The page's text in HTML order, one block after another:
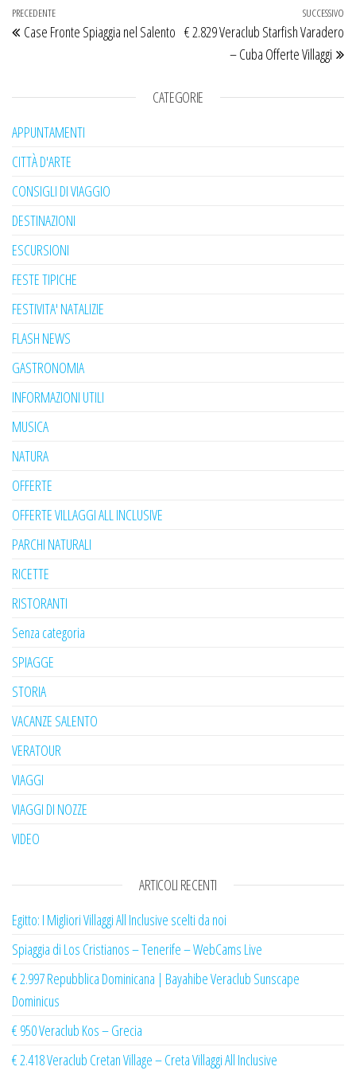
Navigazione articoli
Articolo precedente
PRECEDENTE
Case Fronte Spiaggia nel Salento
SUCCESSIVO
€ 2.829 Veraclub Starfish Varadero
– Cuba Offerte Villaggi
CATEGORIE
APPUNTAMENTI
CITTÀ D'ARTE
CONSIGLI DI VIAGGIO
DESTINAZIONI
ESCURSIONI
FESTE TIPICHE
FESTIVITA' NATALIZIE
FLASH NEWS
GASTRONOMIA
INFORMAZIONI UTILI
MUSICA
NATURA
OFFERTE
OFFERTE VILLAGGI ALL INCLUSIVE
PARCHI NATURALI
RICETTE
RISTORANTI
Senza categoria
SPIAGGE
STORIA
VACANZE SALENTO
VERATOUR
VIAGGI
VIAGGI DI NOZZE
VIDEO
ARTICOLI RECENTI
Egitto: I Migliori Villaggi All Inclusive scelti da noi
Spiaggia di Los Cristianos – Tenerife – WebCams Live
€ 2.997 Repubblica Dominicana | Bayahibe Veraclub Sunscape
Dominicus
€ 950 Veraclub Kos – Grecia
€ 2.418 Veraclub Cretan Village – Creta Villaggi All Inclusive